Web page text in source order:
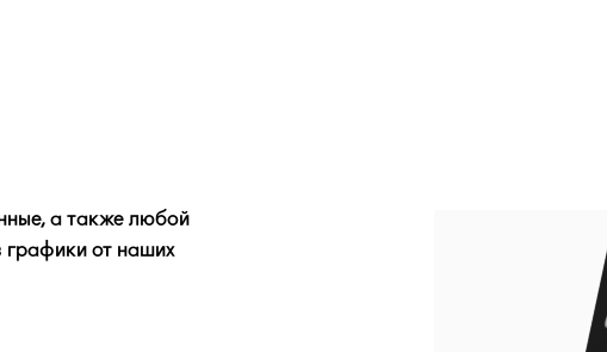
а также любой
графики от наших